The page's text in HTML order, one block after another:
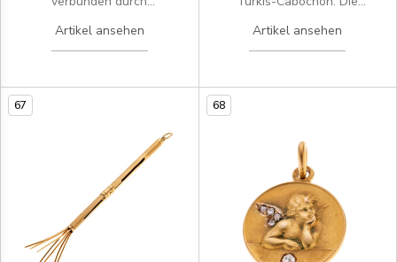
rotgoldene Elementen.
Signiert "MEP"
Artikel ansehen
Bereich gitterförmig
gestaltet und im Wechsel
besetzt. Massive
Artikel ansehen
67 68